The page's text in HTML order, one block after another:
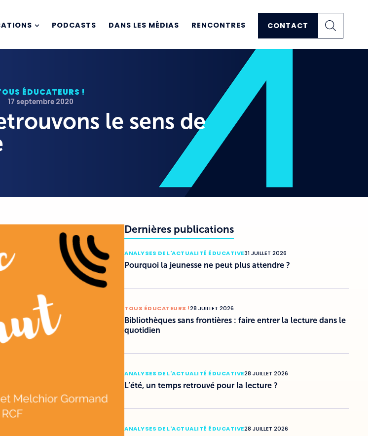
PODCASTS DANS LES MÉDIAS RENCONTRES CONTACT
ÉDUCATEURS !
17 septembre 2020
le sens de
Dernières publications
ANALYSES DE L'ACTUALITÉ ÉDUCATIVE31 JUILLET 2026
Pourquoi la jeunesse ne peut plus attendre ?
TOUS ÉDUCATEURS !28 JUILLET 2026
Bibliothèques sans frontières : faire entrer la lecture dans le
quotidien
ANALYSES DE L'ACTUALITÉ ÉDUCATIVE28 JUILLET 2026
L’été, un temps retrouvé pour la lecture ?
ANALYSES DE L'ACTUALITÉ ÉDUCATIVE28 JUILLET 2026